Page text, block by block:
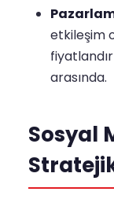
etkileşim
arasında.
Sosyal